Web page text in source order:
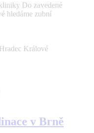
Do zavedené
hledáme zubní
Králové
v Brně